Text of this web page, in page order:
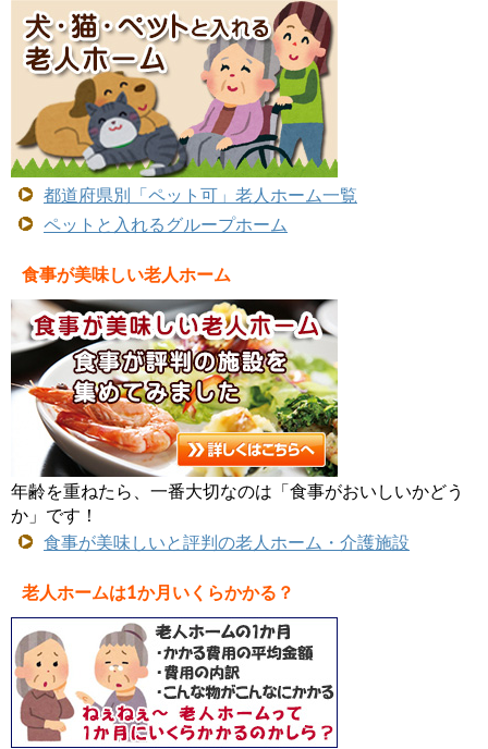
都道府県別「ペット可」老人ホーム一覧
ペットと入れるグループホーム
食事が美味しい老人ホーム
年齢を重ねたら、一番大切なのは「食事がおいしいかどう
か」です！
食事が美味しいと評判の老人ホーム・介護施設
老人ホームは1か月いくらかかる？